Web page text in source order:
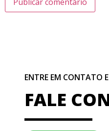
ENTRE EM CONTATO E
FALE